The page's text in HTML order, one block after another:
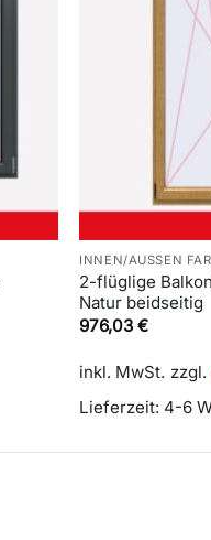
INNEN/AUSSEN
2-flüglige
Natur beidseitig
976,03€
inkl. MwSt. zzgl.
Lieferzeit: 4-6